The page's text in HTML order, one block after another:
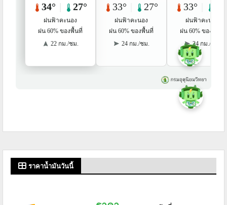
ราคาน้ำมันวันนี้